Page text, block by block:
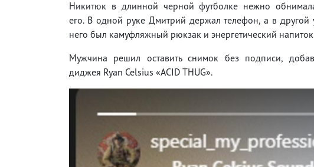
Никитюк в длинной черной футболке нежно
его. В одной руке Дмитрий держал телефон, а в другой
него был камуфляжный рюкзак и энергетический
Мужчина решил оставить снимок без подписи,
диджея Ryan Celsius «ACID THUG».